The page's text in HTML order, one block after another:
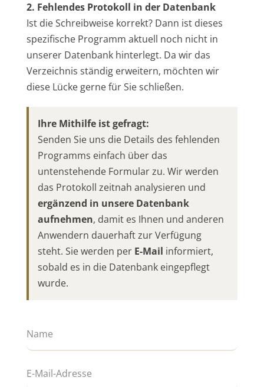
2. Fehlendes Protokoll in der Datenbank
Ist die Schreibweise korrekt? Dann ist dieses
spezifische Programm aktuell noch nicht in
unserer Datenbank hinterlegt. Da wir das
Verzeichnis ständig erweitern, möchten wir
diese Lücke gerne für Sie schließen.
Ihre Mithilfe ist gefragt:
Senden Sie uns die Details des fehlenden
Programms einfach über das
untenstehende Formular zu. Wir werden
das Protokoll zeitnah analysieren und
ergänzend in unsere Datenbank
aufnehmen, damit es Ihnen und anderen
Anwendern dauerhaft zur Verfügung
steht. Sie werden per E-Mail informiert,
sobald es in die Datenbank eingepflegt
wurde.